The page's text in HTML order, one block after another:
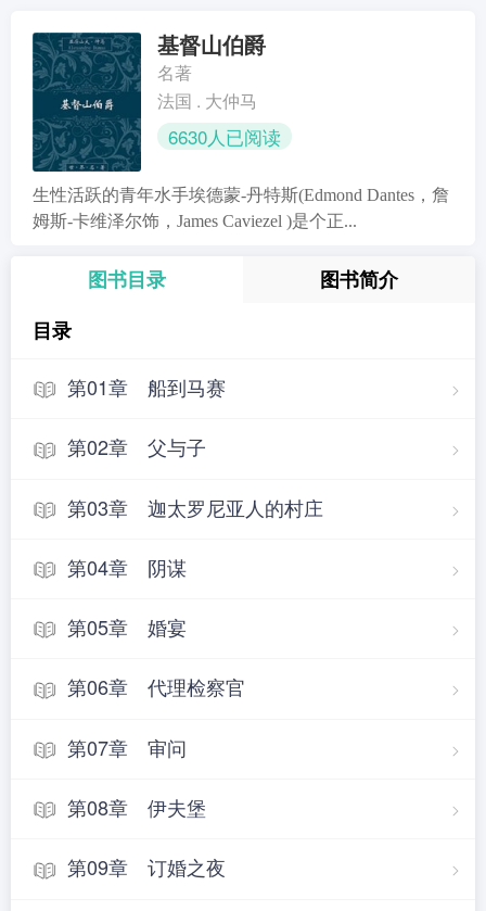
基督山伯爵
名著
法国 . 大仲马
6630人已阅读
生性活跃的青年水手埃德蒙-丹特斯(Edmond Dantes，詹
姆斯-卡维泽尔饰，James Caviezel )是个正...
图书目录
图书简介
目录
第01章 船到马赛
第02章 父与子
第03章 迦太罗尼亚人的村庄
第04章 阴谋
第05章 婚宴
第06章 代理检察官
第07章 审问
第08章 伊夫堡
第09章 订婚之夜